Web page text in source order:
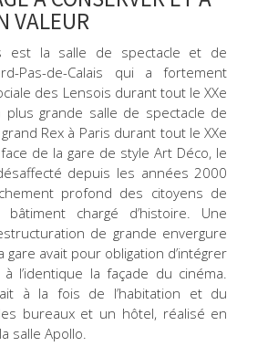
VALEUR
est la salle de spectacle et de
Pas-de-Calais qui a fortement
des Lensois durant tout le XXe
plus grande salle de spectacle de
Rex à Paris durant tout le XXe
de la gare de style Art Déco, le
depuis les années 2000
profond des citoyens de
chargé d’histoire. Une
de grande envergure
gare avait pour obligation d’intégrer
l’identique la façade du cinéma.
à la fois de l’habitation et du
bureaux et un hôtel, réalisé en
salle Apollo.